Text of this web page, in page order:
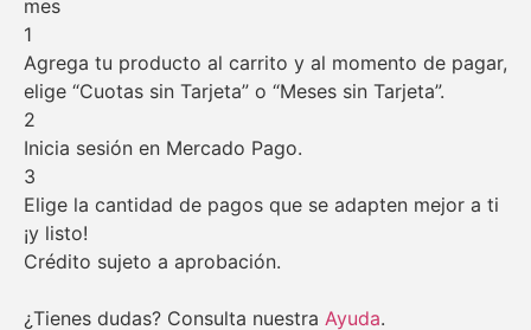
mes
1
Agrega tu producto al carrito y al momento de pagar,
elige “Cuotas sin Tarjeta” o “Meses sin Tarjeta”.
2
Inicia sesión en Mercado Pago.
3
Elige la cantidad de pagos que se adapten mejor a ti
¡y listo!
Crédito sujeto a aprobación.
¿Tienes dudas? Consulta nuestra Ayuda.